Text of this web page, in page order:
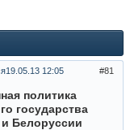
81
19.05.13 12:05
политика
государства
Белоруссии